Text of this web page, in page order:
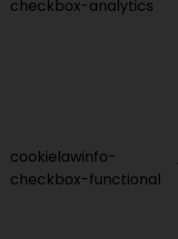
checkbox-analytics
cookielawinfo-
checkbox-functional